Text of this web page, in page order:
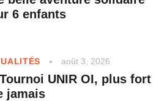
6 enfants
août 3, 2026
UNIR OI, plus fort
jamais